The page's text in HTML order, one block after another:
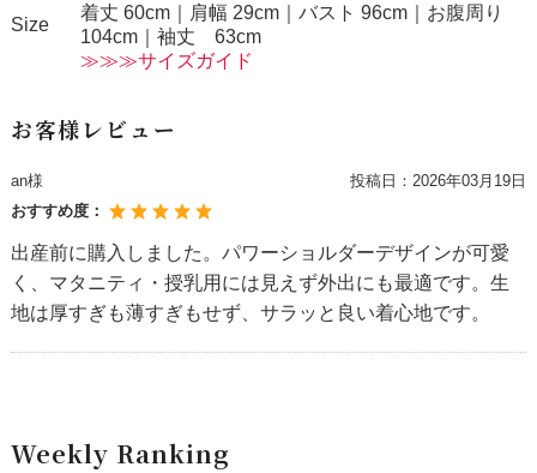
Size
着丈 60cm｜肩幅 29cm｜バスト 96cm｜お腹周り
104cm｜袖丈 63cm
≫≫≫サイズガイド
お客様レビュー
an様 投稿日： 2026年03月19日
おすすめ度：
出産前に購入しました。パワーショルダーデザインが可愛
く、マタニティ・授乳用には見えず外出にも最適です。生
地は厚すぎも薄すぎもせず、サラッと良い着心地です。
Weekly Ranking